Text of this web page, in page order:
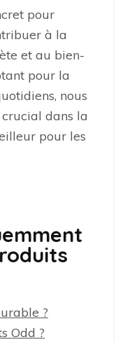
pour
à la
et au bien-
pour la
nous
dans la
pour les
?
Odd ?